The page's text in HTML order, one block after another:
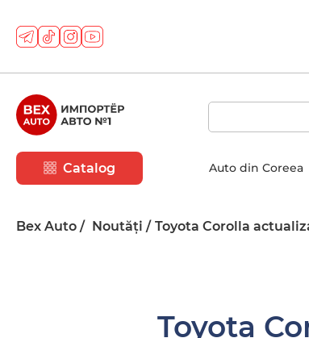
Catalog Auto din Coreea
Bex Auto Noutăți Toyota Corolla
Toyota